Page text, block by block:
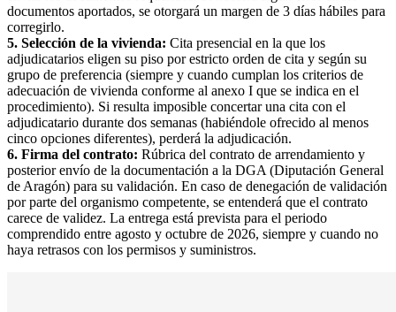
documentos aportados, se otorgará un margen de 3 días hábiles para
corregirlo.
5. Selección de la vivienda: Cita presencial en la que los
adjudicatarios eligen su piso por estricto orden de cita y según su
grupo de preferencia (siempre y cuando cumplan los criterios de
adecuación de vivienda conforme al anexo I que se indica en el
procedimiento). Si resulta imposible concertar una cita con el
adjudicatario durante dos semanas (habiéndole ofrecido al menos
cinco opciones diferentes), perderá la adjudicación.
6. Firma del contrato: Rúbrica del contrato de arrendamiento y
posterior envío de la documentación a la DGA (Diputación General
de Aragón) para su validación. En caso de denegación de validación
por parte del organismo competente, se entenderá que el contrato
carece de validez. La entrega está prevista para el periodo
comprendido entre agosto y octubre de 2026, siempre y cuando no
haya retrasos con los permisos y suministros.